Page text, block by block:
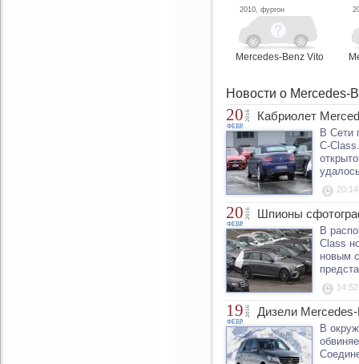
2010, фургон
Mercedes-Benz Vito
Новости о Mercedes-
20
ФЕВР.
2016 Кабриолет
В Сети
C-
20:14
20
ФЕВР.
2016 Шпионы
В
Class
новым
14:52
19
ФЕВР.
2016 Дизели
В